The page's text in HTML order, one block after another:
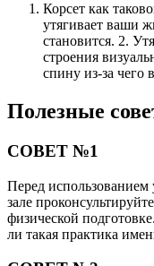
Корсет как
утягивает ваши
становится. 2.
строения
спину из-за чего
Полезные
СОВЕТ №1
Перед использованием
зале
физической
ли такая практика